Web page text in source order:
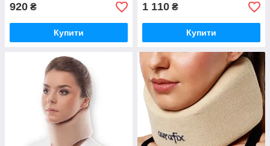
920 ₴
Купити
1 110 ₴
Купити